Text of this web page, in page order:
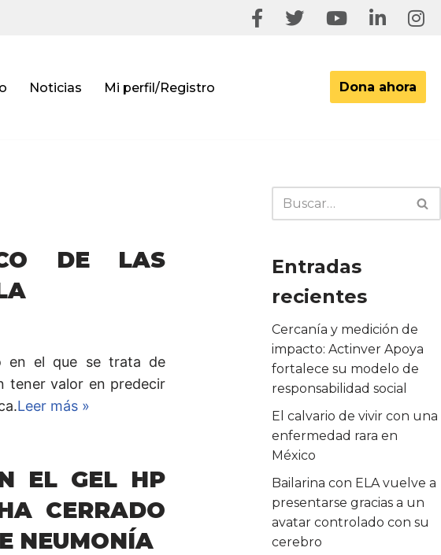
Noticias Mi perfil/Registro Dona ahora
DE LAS
en el que se trata de
tener valor en predecir
Leer más »
EL GEL HP
CERRADO
NEUMONÍA
Entradas
recientes
Cercanía y medición de
impacto: Actinver Apoya
fortalece su modelo de
responsabilidad social
El calvario de vivir con una
enfermedad rara en
México
Bailarina con ELA vuelve a
presentarse gracias a un
avatar controlado con su
cerebro